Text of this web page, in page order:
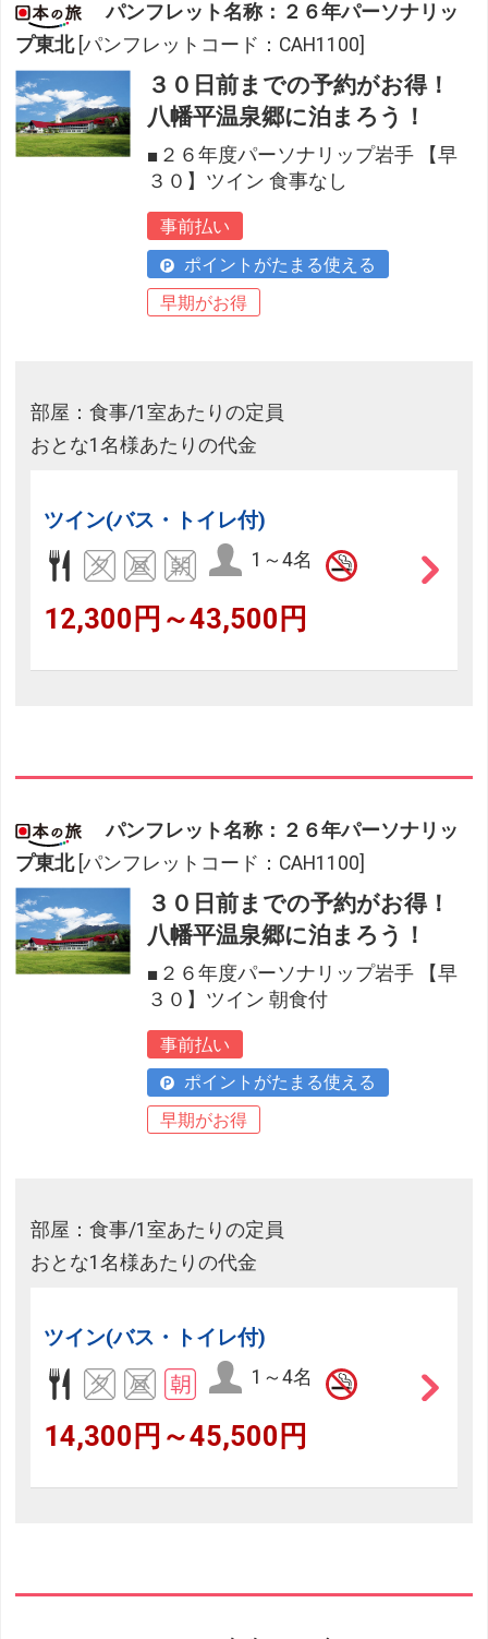
パンフレット名称：２６年パーソナリッ
プ東北 [パンフレットコード：CAH1100]
３０日前までの予約がお得！
八幡平温泉郷に泊まろう！
■２６年度パーソナリップ岩手 【早
３０】ツイン 食事なし
事前払い
ポイントがたまる使える
早期がお得
部屋：食事/1室あたりの定員
おとな1名様あたりの代金
ツイン(バス・トイレ付)
1～4名
12,300円～43,500円
パンフレット名称：２６年パーソナリッ
プ東北 [パンフレットコード：CAH1100]
３０日前までの予約がお得！
八幡平温泉郷に泊まろう！
■２６年度パーソナリップ岩手 【早
３０】ツイン 朝食付
事前払い
ポイントがたまる使える
早期がお得
部屋：食事/1室あたりの定員
おとな1名様あたりの代金
ツイン(バス・トイレ付)
1～4名
14,300円～45,500円